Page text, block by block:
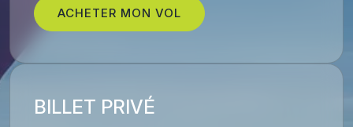
ACHETER MON VOL
BILLET PRIVÉ